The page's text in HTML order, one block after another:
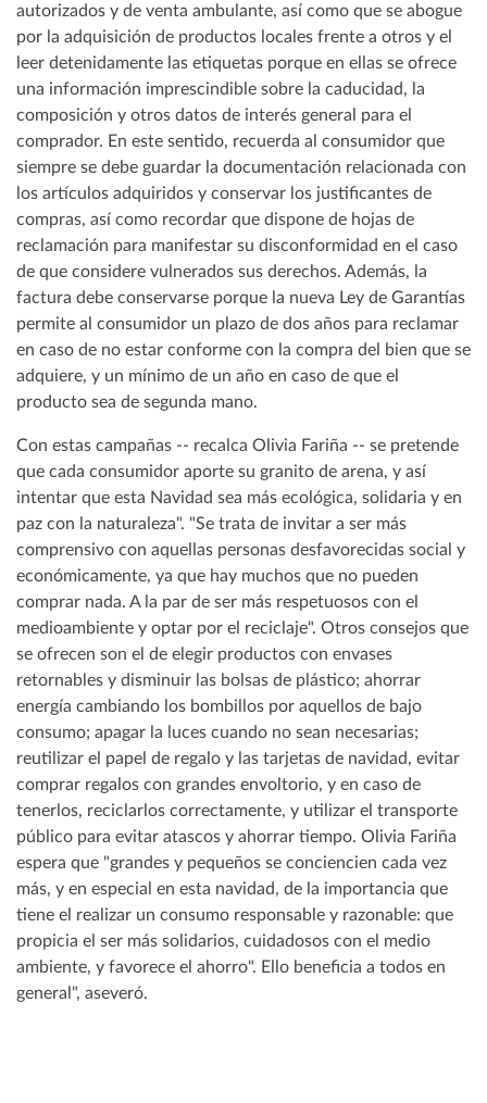
autorizados y de venta ambulante, así como que se abogue
por la adquisición de productos locales frente a otros y el
leer detenidamente las etiquetas porque en ellas se ofrece
una información imprescindible sobre la caducidad, la
composición y otros datos de interés general para el
comprador. En este sentido, recuerda al consumidor que
siempre se debe guardar la documentación relacionada con
los artículos adquiridos y conservar los justificantes de
compras, así como recordar que dispone de hojas de
reclamación para manifestar su disconformidad en el caso
de que considere vulnerados sus derechos. Además, la
factura debe conservarse porque la nueva Ley de Garantías
permite al consumidor un plazo de dos años para reclamar
en caso de no estar conforme con la compra del bien que se
adquiere, y un mínimo de un año en caso de que el
producto sea de segunda mano.
Con estas campañas -- recalca Olivia Fariña -- se pretende
que cada consumidor aporte su granito de arena, y así
intentar que esta Navidad sea más ecológica, solidaria y en
paz con la naturaleza". "Se trata de invitar a ser más
comprensivo con aquellas personas desfavorecidas social y
económicamente, ya que hay muchos que no pueden
comprar nada. A la par de ser más respetuosos con el
medioambiente y optar por el reciclaje". Otros consejos que
se ofrecen son el de elegir productos con envases
retornables y disminuir las bolsas de plástico; ahorrar
energía cambiando los bombillos por aquellos de bajo
consumo; apagar la luces cuando no sean necesarias;
reutilizar el papel de regalo y las tarjetas de navidad, evitar
comprar regalos con grandes envoltorio, y en caso de
tenerlos, reciclarlos correctamente, y utilizar el transporte
público para evitar atascos y ahorrar tiempo. Olivia Fariña
espera que "grandes y pequeños se conciencien cada vez
más, y en especial en esta navidad, de la importancia que
tiene el realizar un consumo responsable y razonable: que
propicia el ser más solidarios, cuidadosos con el medio
ambiente, y favorece el ahorro". Ello beneficia a todos en
general", aseveró.